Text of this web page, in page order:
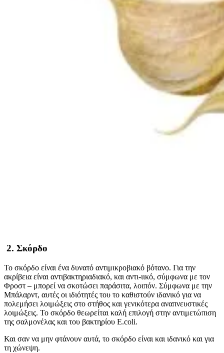
2. Σκόρδο
Το σκόρδο είναι ένα δυνατό αντιμικροβιακό βότανο. Για την
ακρίβεια είναι αντιβακτηριαδιακό, και αντι-ιικό, σύμφωνα με τον
Φροστ – μπορεί να σκοτώσει παράσιτα, λοιπόν. Σύμφωνα με την
Μπάλαρντ, αυτές οι ιδιότητές του το καθιστούν ιδανικό για να
πολεμήσει λοιμώξεις στο στήθος και γενικότερα αναπνευστικές
λοιμώξεις. Το σκόρδο θεωρείται καλή επιλογή στην αντιμετώπιση
της σαλμονέλας και του βακτηρίου E.coli.
Και σαν να μην φτάνουν αυτά, το σκόρδο είναι και ιδανικό και για
τη χώνεψη.